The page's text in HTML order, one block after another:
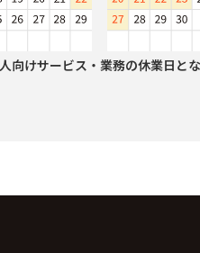
向けサービス・業務の休業日とな